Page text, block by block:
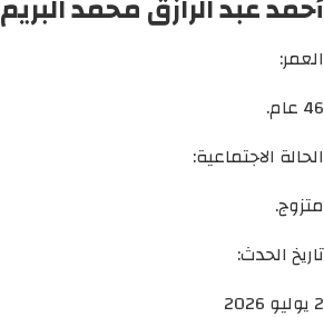
أحمد عبد الرازق محمد البريم
العمر:
46 عام.
الحالة الاجتماعية:
متزوج.
تاريخ الحدث:
2 يوليو 2026